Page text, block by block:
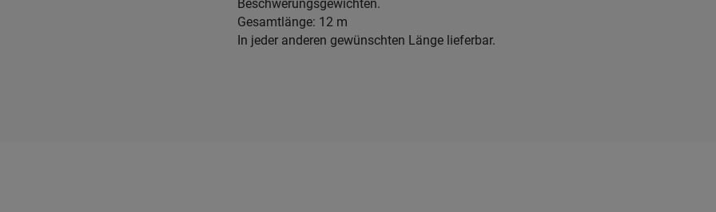
Beschwerungsgewichten.
Gesamtlänge: 12 m
In jeder anderen gewünschten Länge lieferbar.